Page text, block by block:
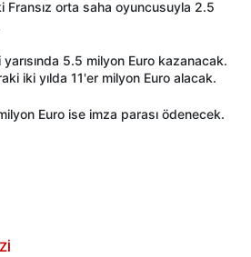
Fransız orta saha oyuncusuyla 2.5
5.5 milyon Euro kazanacak.
iki yılda 11'er milyon Euro alacak.
Euro ise imza parası ödenecek.